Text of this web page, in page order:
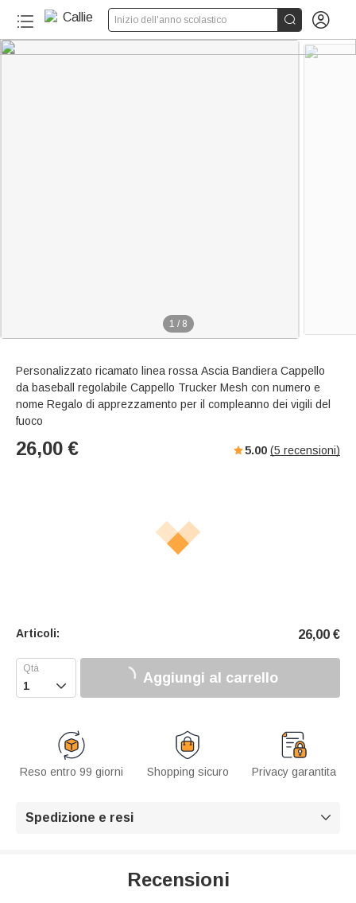
Inizio dell'anno scolastico  
1 / 8
Personalizzato ricamato linea rossa Ascia Bandiera Cappello
da baseball regolabile Cappello Trucker Mesh con numero e
nome Regalo di apprezzamento per il compleanno dei vigili del
fuoco
26,00 € 5.00 (5 recensioni)
Articoli: 26,00 €
 Aggiungi al carrello
Reso entro 99 giorni Shopping sicuro Privacy garantita
Spedizione e resi 
Recensioni